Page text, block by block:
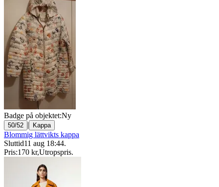
Badge på objektet:Ny
50/52 | Kappa
Blommig lättvikts kappa
Sluttid11 aug 18:44.
Pris:170 kr,Utropspris.